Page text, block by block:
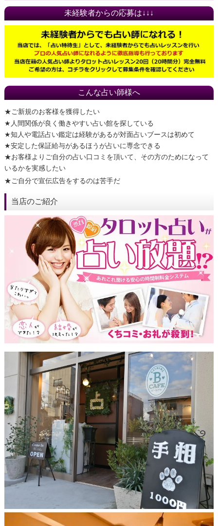
未経験者からの応募は↓↓↓
こんな占い師様へ
★ご新規のお客様を獲得したい
★人間関係が良く働きやすい占い館を探している
★知人や電話占い鑑定は経験があるが対面占いブースは初めて
★安定した保証給与があるほうが占いに専念できる
★お客様よりご自分の占い口コミを頂いて、その方のためになって
いるかを実感したい
★ご自分で宣伝広告をするのは苦手だ
当店のご紹介